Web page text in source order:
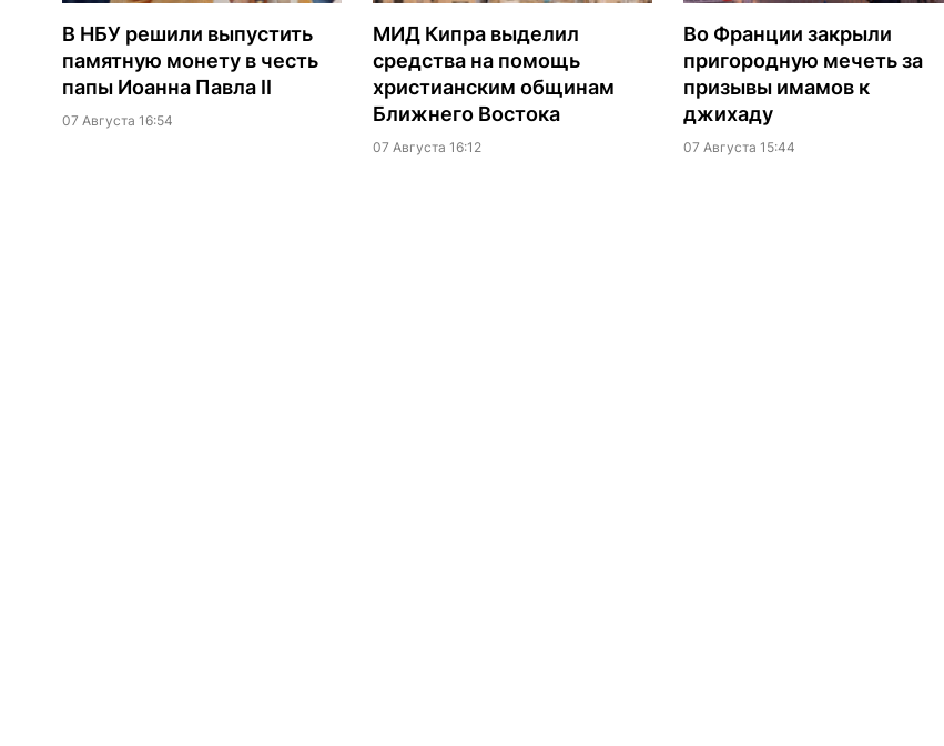
В НБУ решили выпустить
памятную монету в честь
папы Иоанна Павла II
07 Августа 16:54
МИД Кипра выделил
средства на помощь
христианским общинам
Ближнего Востока
07 Августа 16:12
Во Франции закрыли
пригородную мечеть за
призывы имамов к
джихаду
07 Августа 15:44